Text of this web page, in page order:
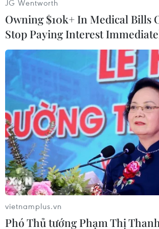
kiện văn hóa quan trọng đối với
yêu quý sách và cả cộng đồng xã
Thiếu nhi tham gia thi kể chuyện theo
JG Wentworth
Owning $10k+ In Medical Bills
Stop Paying Interest
vietnamplus.vn
Phó Thủ tướng Phạm Thị